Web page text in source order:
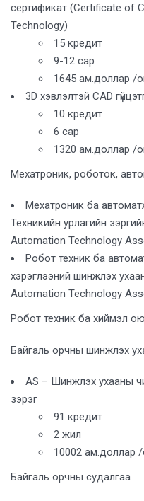
сертификат (Certificate of
Technology)
15 кредит
9-12 сар
1645 ам.доллар /
3D хэвлэлтэй CAD
10 кредит
6 сар
1320 ам.доллар /
Мехатроник, роботок,
Мехатроник ба
Техникийн урлагийн
Automation Technology
Робот техник ба
хэрэглээний шинжлэх
Automation Technology
Робот техник ба хиймэл
Байгаль орчны шинжлэх
AS – Шинжлэх ухааны
зэрэг
91 кредит
2 жил
10002 ам.доллар
Байгаль орчны судалгаа